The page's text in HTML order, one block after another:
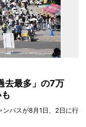
去最多」の7万
ンパスが8月1日、2日に行